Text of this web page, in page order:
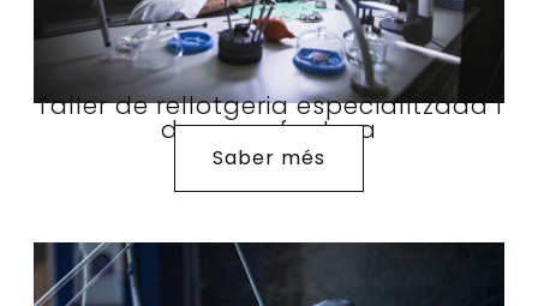
Taller de rellotgeria especialitzada i
de manufactura
Saber més